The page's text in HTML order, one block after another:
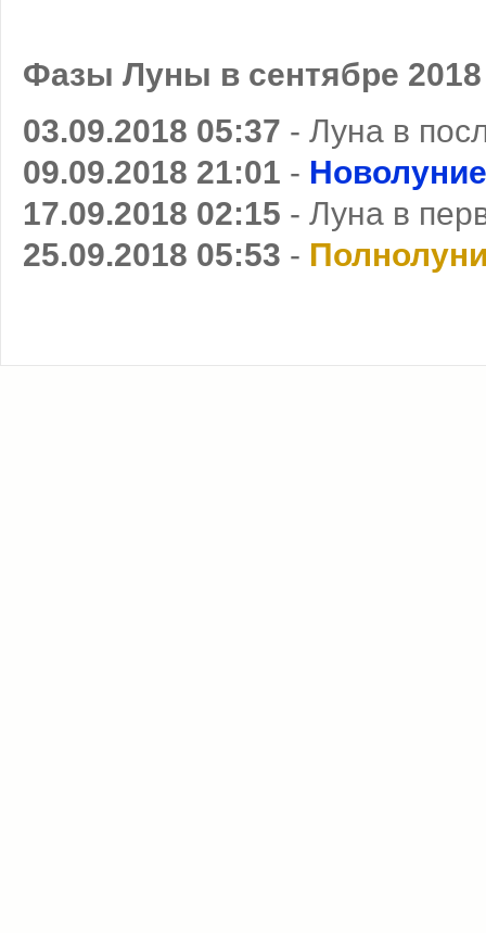
Фазы Луны в сентябре 2018
03.09.2018 05:37 - Луна в
09.09.2018 21:01 - Новолуние
17.09.2018 02:15 - Луна в
25.09.2018 05:53 -